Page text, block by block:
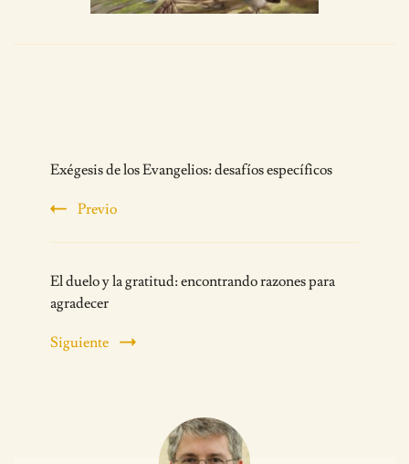
Navigation
Exégesis de los Evangelios: desafíos específicos
Previo
El duelo y la gratitud: encontrando razones para
agradecer
Siguiente